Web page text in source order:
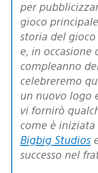
per
gioco
storia del
e, in occasione
compleanno
celebreremo
un nuovo logo
vi fornirò
come è iniziata
Bigbig Studios
successo nel